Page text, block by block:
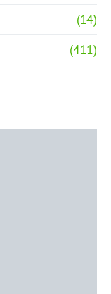
(14)
(411)